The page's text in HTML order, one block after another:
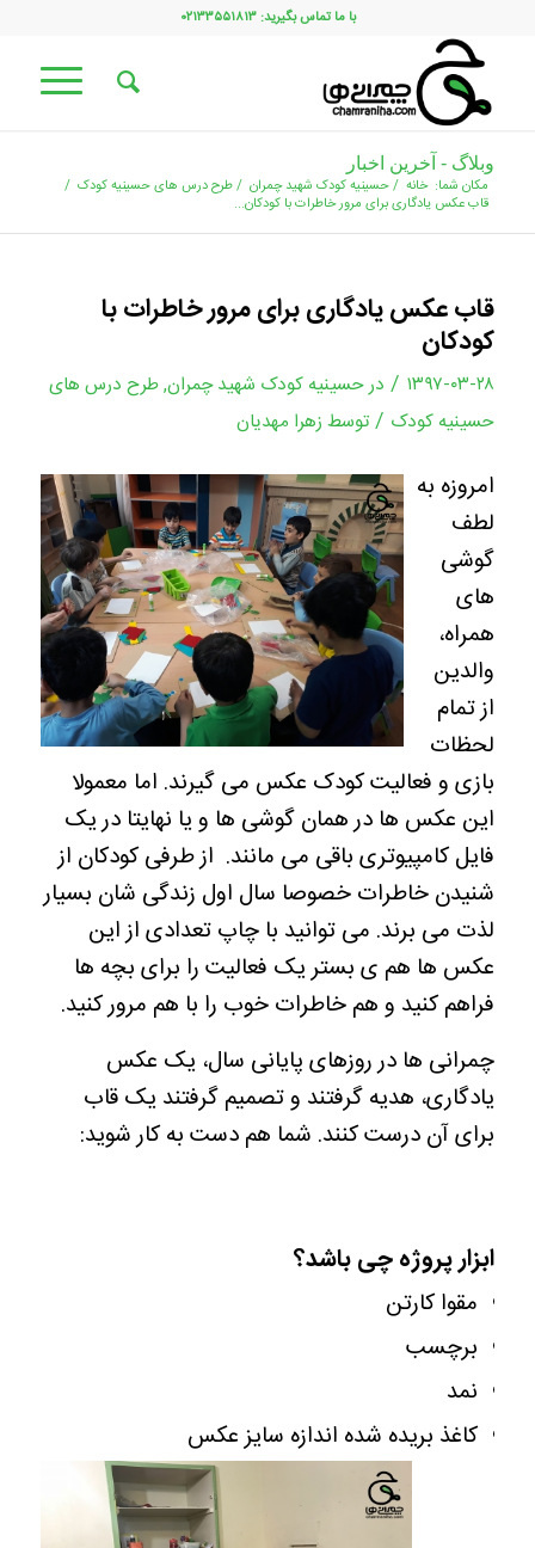
با ما تماس بگیرید: ۰۲۱۳۳۵۵۱۸۱۳
وبلاگ - آخرین اخبار
مکان شما: خانه /حسینیه کودک شهید چمران /طرح درس های حسینیه کودک /
قاب عکس یادگاری برای مرور خاطرات با کودکان...
قاب عکس یادگاری برای مرور خاطرات با
کودکان
۱۳۹۷-۰۳-۲۸ / درحسینیه کودک شهید چمران,طرح درس های
حسینیه کودک / توسط زهرا مهدیان
امروزه به
لطف
گوشی
های
همراه،
والدین
از تمام
لحظات
بازی و فعالیت کودک عکس می گیرند. اما معمولا
این عکس ها در همان گوشی ها و یا نهایتا در یک
فایل کامپیوتری باقی می مانند. از طرفی کودکان از
شنیدن خاطرات خصوصا سال اول زندگی شان بسیار
لذت می برند. می توانید با چاپ تعدادی از این
عکس ها هم ی بستر یک فعالیت را برای بچه ها
فراهم کنید و هم خاطرات خوب را با هم مرور کنید.
چمرانی ها در روزهای پایانی سال، یک عکس
یادگاری، هدیه گرفتند و تصمیم گرفتند یک قاب
برای آن درست کنند. شما هم دست به کار شوید:
ابزار پروژه چی باشد؟
مقوا کارتن
برچسب
نمد
کاغذ بریده شده اندازه سایز عکس